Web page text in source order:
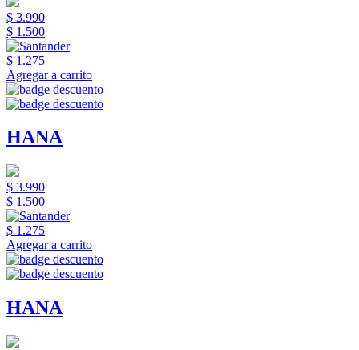
$ 3.990
$ 1.500
$ 1.275
Agregar a carrito
HANA
$ 3.990
$ 1.500
$ 1.275
Agregar a carrito
HANA